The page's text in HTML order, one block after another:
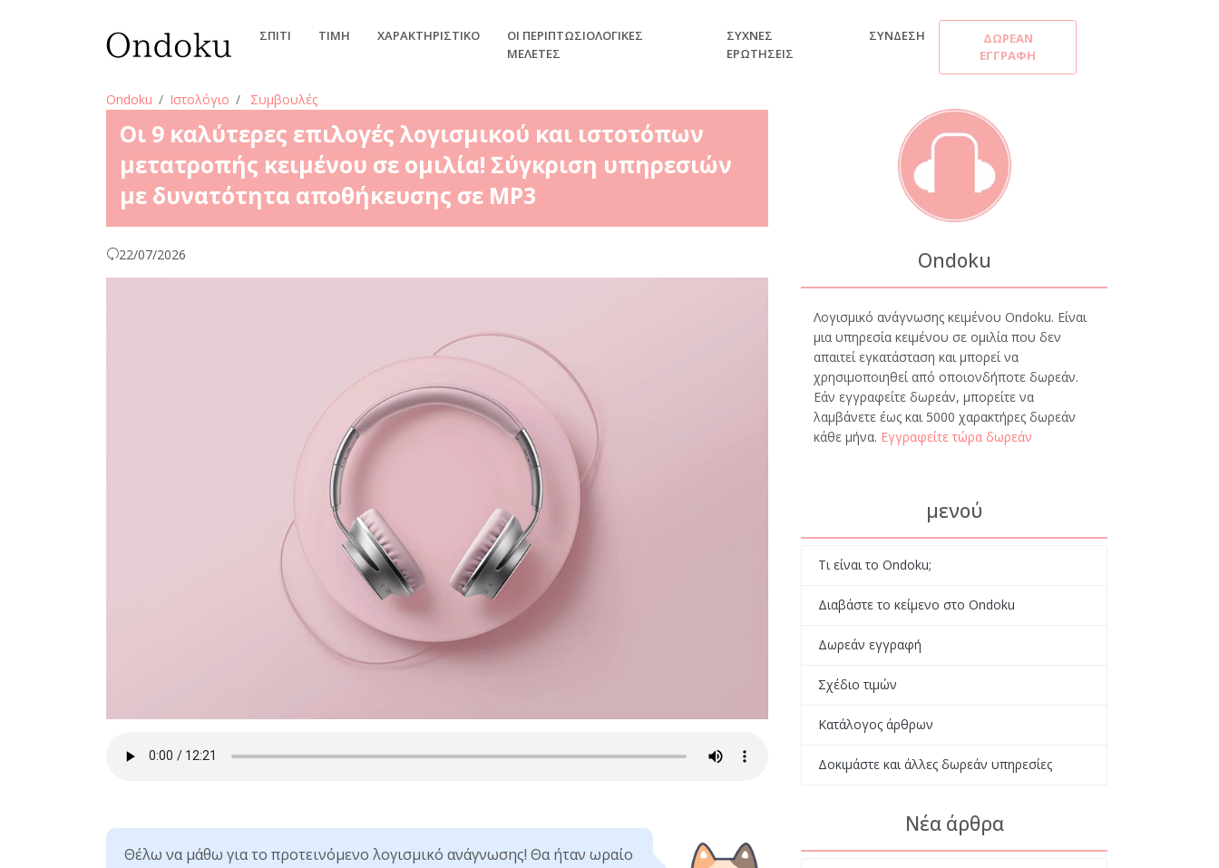
ΣΠΊΤΙ ΤΙΜΉ ΧΑΡΑΚΤΗΡΙΣΤΙΚΌ
ΟΙ ΠΕΡΙΠΤΩΣΙΟΛΟΓΙΚΈΣ
ΜΕΛΈΤΕΣ
ΣΥΧΝΈΣ
ΕΡΩΤΉΣΕΙΣ
ΣΎΝΔΕΣΗ
ΔΩΡΕΆΝ
ΕΓΓΡΑΦΉ
Ondoku Ιστολόγιο Συμβουλές
Οι 9 καλύτερες επιλογές λογισμικού και ιστοτόπων
μετατροπής κειμένου σε ομιλία! Σύγκριση υπηρεσιών
με δυνατότητα αποθήκευσης σε MP3
22/07/2026
Θέλω να μάθω για το προτεινόμενο λογισμικό ανάγνωσης! Θα ήταν ωραίο
Ondoku
Λογισμικό ανάγνωσης κειμένου Ondoku. Είναι
μια υπηρεσία κειμένου σε ομιλία που δεν
απαιτεί εγκατάσταση και μπορεί να
χρησιμοποιηθεί από οποιονδήποτε δωρεάν.
Εάν εγγραφείτε δωρεάν, μπορείτε να
λαμβάνετε έως και 5000 χαρακτήρες δωρεάν
κάθε μήνα. Εγγραφείτε τώρα δωρεάν
μενού
Τι είναι το Ondoku;
Διαβάστε το κείμενο στο Ondoku
Δωρεάν εγγραφή
Σχέδιο τιμών
Κατάλογος άρθρων
Δοκιμάστε και άλλες δωρεάν υπηρεσίες
Νέα άρθρα